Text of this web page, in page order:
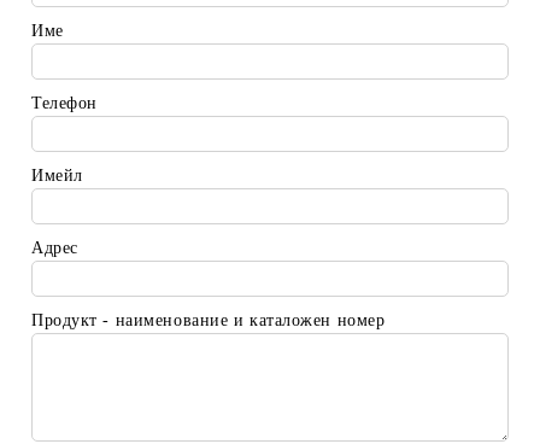
Име
Телефон
Имейл
Адрес
Продукт - наименование и каталожен номер